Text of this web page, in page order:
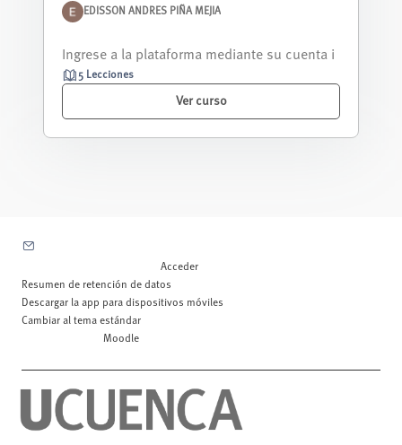
EDISSON ANDRES PIÑA MEJIA
ondiciones históricas que permitie...
5 Lecciones
Ver curso
Acceder
Resumen de retención de datos
Descargar la app para dispositivos móviles
Cambiar al tema estándar
Moodle